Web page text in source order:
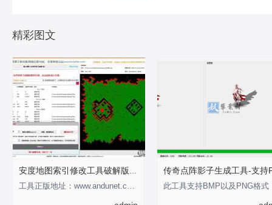
精彩图文
安度地图索引修改工具破解版-支持0-255
工具正版地址：www.andunet.com 制作不易，有经济基础的支持正版软件 以下为正版截